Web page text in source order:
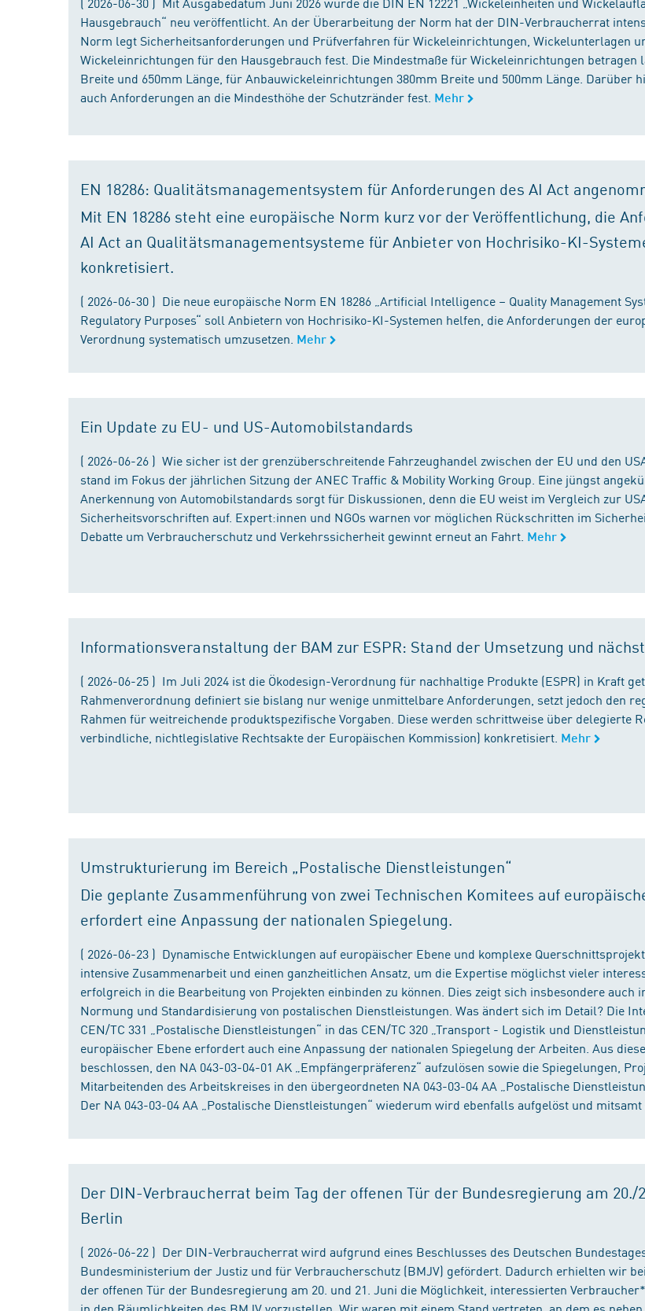
Hausgebrauch“ neu veröffentlicht. An der Überarbeitung der Norm hat der DIN-Verbraucherrat
Norm legt Sicherheitsanforderungen und Prüfverfahren für Wickeleinrichtungen, Wickelunterlagen
Wickeleinrichtungen für den Hausgebrauch fest. Die Mindestmaße für Wickeleinrichtungen betragen
Breite und 650mm Länge, für Anbauwickeleinrichtungen 380mm Breite und 500mm Länge. Darüber
auch Anforderungen an die Mindesthöhe der Schutzränder fest. Mehr
EN 18286: Qualitätsmanagementsystem für Anforderungen des AI Act
Mit EN 18286 steht eine europäische Norm kurz vor der Veröffentlichung, die
AI Act an Qualitätsmanagementsysteme für Anbieter von Hochrisiko-KI-
konkretisiert.
( 2026-06-30 ) Die neue europäische Norm EN 18286 „Artificial Intelligence – Quality Management
Regulatory Purposes“ soll Anbietern von Hochrisiko-KI-Systemen helfen, die Anforderungen der
Verordnung systematisch umzusetzen. Mehr
Ein Update zu EU- und US-Automobilstandards
( 2026-06-26 ) Wie sicher ist der grenzüberschreitende Fahrzeughandel zwischen der EU und den
stand im Fokus der jährlichen Sitzung der ANEC Traffic & Mobility Working Group. Eine jüngst
Anerkennung von Automobilstandards sorgt für Diskussionen, denn die EU weist im Vergleich zur
Sicherheitsvorschriften auf. Expert:innen und NGOs warnen vor möglichen Rückschritten im
Debatte um Verbraucherschutz und Verkehrssicherheit gewinnt erneut an Fahrt. Mehr
Informationsveranstaltung der BAM zur ESPR: Stand der Umsetzung und
( 2026-06-25 ) Im Juli 2024 ist die Ökodesign-Verordnung für nachhaltige Produkte (ESPR) in Kraft
Rahmenverordnung definiert sie bislang nur wenige unmittelbare Anforderungen, setzt jedoch den
Rahmen für weitreichende produktspezifische Vorgaben. Diese werden schrittweise über delegierte
verbindliche, nichtlegislative Rechtsakte der Europäischen Kommission) konkretisiert. Mehr
Umstrukturierung im Bereich „Postalische Dienstleistungen“
Die geplante Zusammenführung von zwei Technischen Komitees auf
erfordert eine Anpassung der nationalen Spiegelung.
( 2026-06-23 ) Dynamische Entwicklungen auf europäischer Ebene und komplexe
intensive Zusammenarbeit und einen ganzheitlichen Ansatz, um die Expertise möglichst vieler
erfolgreich in die Bearbeitung von Projekten einbinden zu können. Dies zeigt sich insbesondere auch
Normung und Standardisierung von postalischen Dienstleistungen. Was ändert sich im Detail? Die
CEN/TC 331 „Postalische Dienstleistungen“ in das CEN/TC 320 „Transport - Logistik und
europäischer Ebene erfordert auch eine Anpassung der nationalen Spiegelung der Arbeiten. Aus
beschlossen, den NA 043-03-04-01 AK „Empfängerpräferenz“ aufzulösen sowie die Spiegelungen,
Mitarbeitenden des Arbeitskreises in den übergeordneten NA 043-03-04 AA „Postalische
Der NA 043-03-04 AA „Postalische Dienstleistungen“ wiederum wird ebenfalls aufgelöst und mitsamt
Der DIN-Verbraucherrat beim Tag der offenen Tür der Bundesregierung am 20./
Berlin
( 2026-06-22 ) Der DIN-Verbraucherrat wird aufgrund eines Beschlusses des Deutschen
Bundesministerium der Justiz und für Verbraucherschutz (BMJV) gefördert. Dadurch erhielten wir
der offenen Tür der Bundesregierung am 20. und 21. Juni die Möglichkeit, interessierten